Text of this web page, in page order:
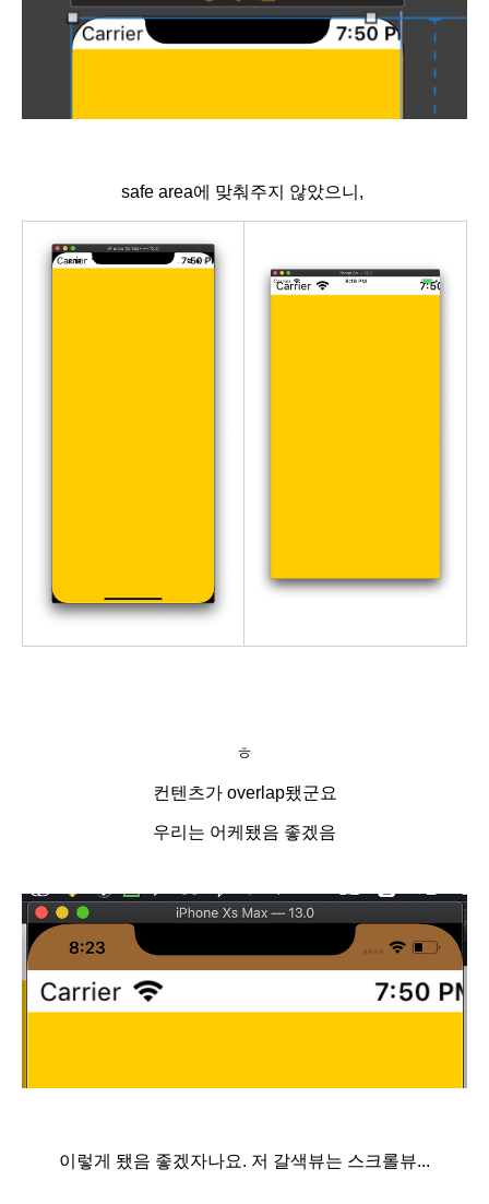
safe area에 맞춰주지 않았으니,
ㅎ
컨텐츠가 overlap됐군요
우리는 어케됐음 좋겠음
이렇게 됐음 좋겠자나요. 저 갈색뷰는 스크롤뷰...